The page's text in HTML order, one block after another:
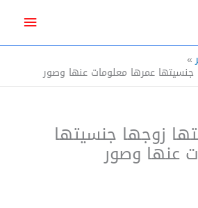
جنسيتها عمرها معلومات عنها وصور
زوجها جنسيتها
عنها وصور